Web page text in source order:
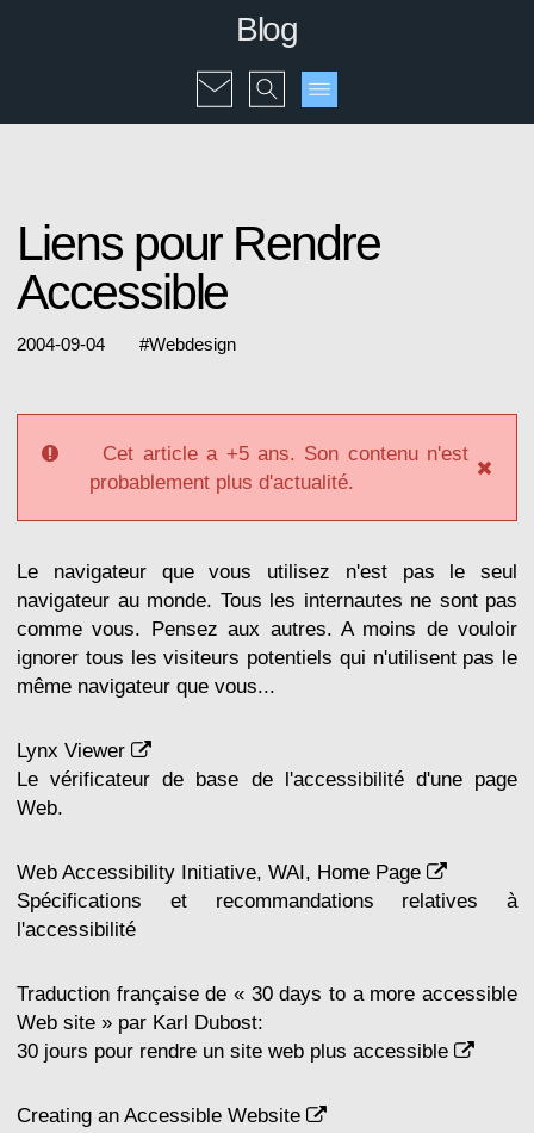
Blog
Liens pour Rendre
Accessible
2004-09-04 #Webdesign
Cet article a +5 ans. Son contenu n'est
probablement plus d'actualité.
Le navigateur que vous utilisez n'est pas le seul
navigateur au monde. Tous les internautes ne sont pas
comme vous. Pensez aux autres. A moins de vouloir
ignorer tous les visiteurs potentiels qui n'utilisent pas le
même navigateur que vous...
Lynx Viewer
Le vérificateur de base de l'accessibilité d'une page
Web.
Web Accessibility Initiative, WAI, Home Page
Spécifications et recommandations relatives à
l'accessibilité
Traduction française de « 30 days to a more accessible
Web site » par Karl Dubost:
30 jours pour rendre un site web plus accessible
Creating an Accessible Website